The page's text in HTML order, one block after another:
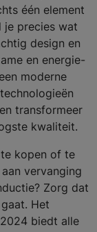
één element
je precies wat
design en
en energie-
moderne
transformeer
kwaliteit.
te kopen of te
vervanging
Zorg dat
Het
biedt alle